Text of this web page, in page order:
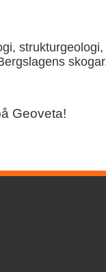
strukturgeologi,
Geoveta!